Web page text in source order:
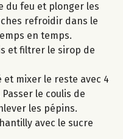
du feu et plonger les
refroidir dans le
en temps.
et filtrer le sirop de
mixer le reste avec 4
le coulis de
les pépins.
avec le sucre